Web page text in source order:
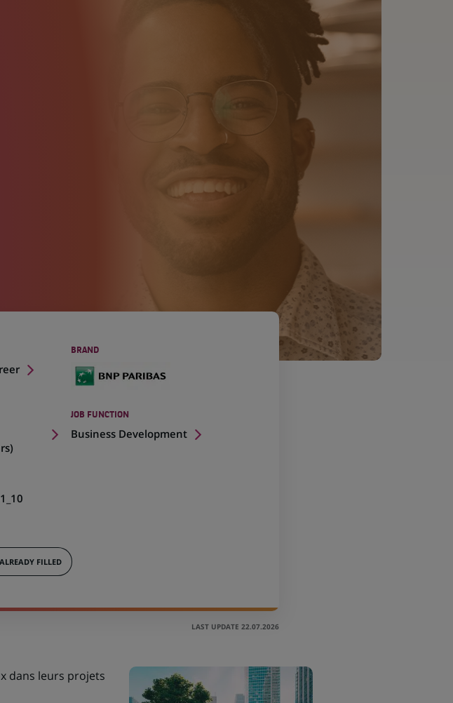
BRAND
JOB FUNCTION
Business Development
FILLED
LAST UPDATE 22.07.2026
dans leurs projets